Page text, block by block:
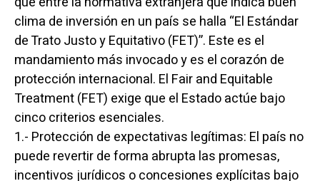
clima de inversión en un país se halla “El Estándar
de Trato Justo y Equitativo (FET)”. Este es el
mandamiento más invocado y es el corazón de
protección internacional. El Fair and Equitable
Treatment (FET) exige que el Estado actúe bajo
cinco criterios esenciales.
1.- Protección de expectativas legítimas: El país no
puede revertir de forma abrupta las promesas,
incentivos jurídicos o concesiones explícitas bajo